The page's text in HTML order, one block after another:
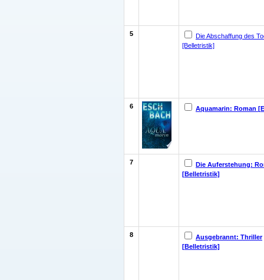
5
Die Abschaffung des
[Belletristik]
6 Aquamarin: Roman
7
Die Auferstehung:
[Belletristik]
8
Ausgebrannt: Thriller
[Belletristik]